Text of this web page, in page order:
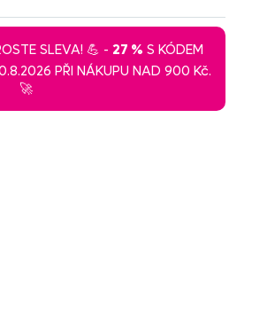
SLEVA! 💪 -27 % S KÓDEM
PŘI NÁKUPU NAD 900 Kč.
🚀